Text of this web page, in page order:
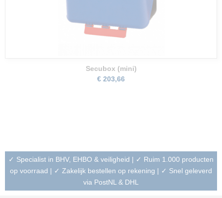
Secubox (mini)
€ 203,66
✓ Specialist in BHV, EHBO & veiligheid | ✓ Ruim 1.000 producten
op voorraad | ✓ Zakelijk bestellen op rekening | ✓ Snel geleverd
via PostNL & DHL